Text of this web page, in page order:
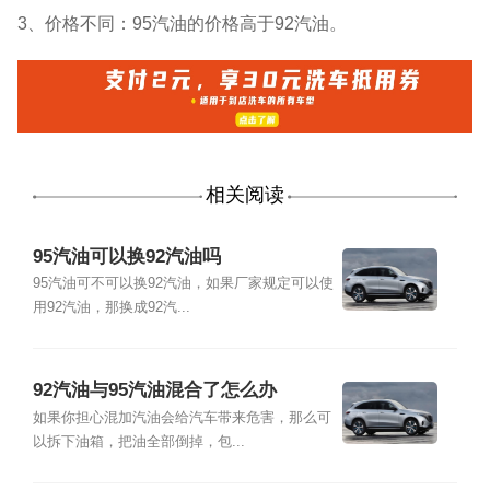
3、价格不同：95汽油的价格高于92汽油。
相关阅读
95汽油可以换92汽油吗
95汽油可不可以换92汽油，如果厂家规定可以使
用92汽油，那换成92汽...
92汽油与95汽油混合了怎么办
如果你担心混加汽油会给汽车带来危害，那么可
以拆下油箱，把油全部倒掉，包...